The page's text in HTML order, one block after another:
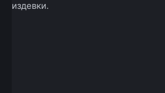
издевки.